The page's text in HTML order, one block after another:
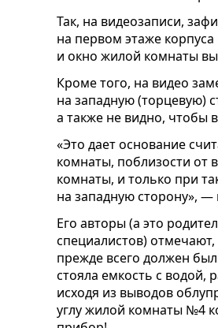
Так, на видеозаписи,
на первом этаже
и окно жилой комнаты
Кроме того, на видео
на западную (торцевую)
а также не видно, чтобы
«Это дает основание
комнаты, поблизости от
комнаты, и только при
на западную сторону», —
Его авторы (а это
специалистов)
прежде всего должен
стояла емкость с водой,
исходя из выводов
углу жилой комнаты №4